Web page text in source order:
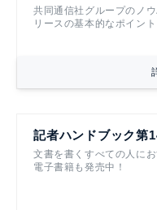
共同通信社グループのノ
リースの基本的なポイント
記者ハンドブック第
文書を書くすべての人にお
電子書籍も発売中！